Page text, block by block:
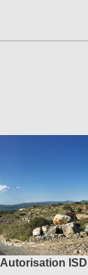
Autorisation ISDI